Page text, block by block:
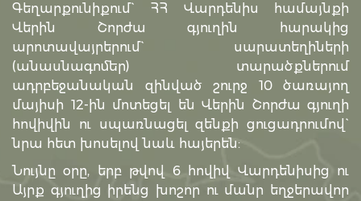
Գեղարքունիքում` ՀՀ Վարդենիս համայնքի
Վերին Շորժա գյուղին հարակից
արոտավայրերում` սարատեղիների
(անասնագոմեր) տարածքներում
ադրբեջանական զինված շուրջ 10 ծառայող
մայիսի 12-ին մոտեցել են Վերին Շորժա գյուղի
հովիվին ու սպառնացել զենքի ցուցադրումով`
նրա հետ խոսելով նաև հայերեն:
Նույնը օրը, երբ թվով 6 հովիվ Վարդենիսից ու
Այրք գյուղից իրենց խոշոր ու մանր եղջերավոր